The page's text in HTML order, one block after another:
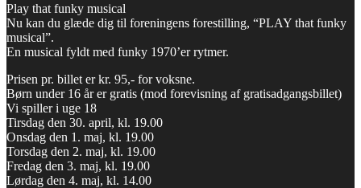
Play that funky musical
Nu kan du glæde dig til foreningens forestilling, “PLAY that funky
musical”.
En musical fyldt med funky 1970’er rytmer.
Prisen pr. billet er kr. 95,- for voksne.
Børn under 16 år er gratis (mod forevisning af gratisadgangsbillet)
Vi spiller i uge 18
Tirsdag den 30. april, kl. 19.00
Onsdag den 1. maj, kl. 19.00
Torsdag den 2. maj, kl. 19.00
Fredag den 3. maj, kl. 19.00
Lørdag den 4. maj, kl. 14.00